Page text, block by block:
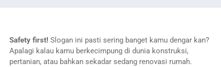
Safety first!Slogan ini pasti sering banget kamu dengar kan?
Apalagi kalau kamu berkecimpung di dunia konstruksi,
pertanian, atau bahkan sekadar sedang renovasi rumah.